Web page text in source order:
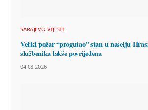
SARAJEVO VIJESTI
Veliki požar “progutao” stan u naselju
službenika lakše povrijeđena
04.08.2026